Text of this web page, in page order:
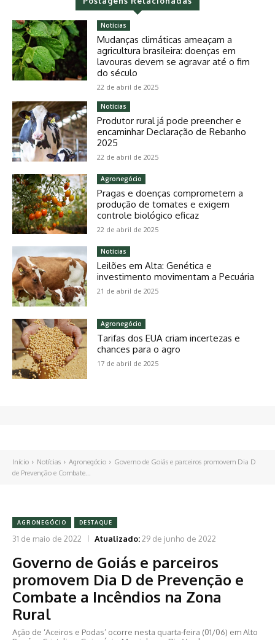
Notícias
Mudanças climáticas ameaçam a
agricultura brasileira: doenças em
lavouras devem se agravar até o fim
do século
22 de abril de 2025
Notícias
Produtor rural já pode preencher e
encaminhar Declaração de Rebanho
2025
22 de abril de 2025
Agronegócio
Pragas e doenças comprometem a
produção de tomates e exigem
controle biológico eficaz
22 de abril de 2025
Notícias
Leilões em Alta: Genética e
investimento movimentam a Pecuária
21 de abril de 2025
Agronegócio
Tarifas dos EUA criam incertezas e
chances para o agro
17 de abril de 2025